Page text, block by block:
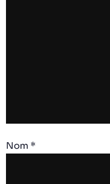
Nom *